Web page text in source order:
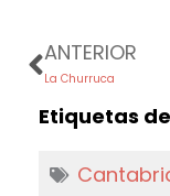
Prev
ANTERIOR
La Churruca
Etiquetas